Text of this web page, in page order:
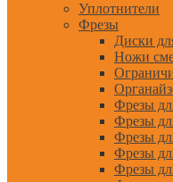
Уплотнители
Фрезы
Диски
Ножи
Фрезы
Фрезы
Фрезы
Фрезы
Фрезы